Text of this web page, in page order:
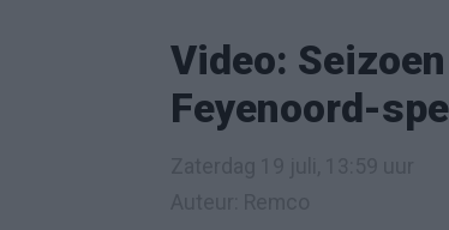
Video:
Feyenoord-